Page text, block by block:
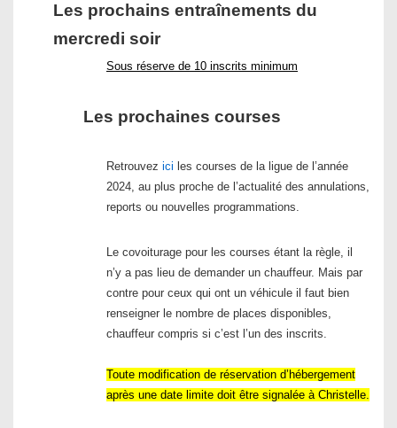
Les prochains entraînements du
mercredi soir
Sous réserve de 10 inscrits minimum
Les prochaines courses
Retrouvez ici les courses de la ligue de l’année
2024, au plus proche de l’actualité des annulations,
reports ou nouvelles programmations.
Le covoiturage pour les courses étant la règle, il
n’y a pas lieu de demander un chauffeur. Mais par
contre pour ceux qui ont un véhicule il faut bien
renseigner le nombre de places disponibles,
chauffeur compris si c’est l’un des inscrits.
Toute modification de réservation d’hébergement
après une date limite doit être signalée à Christelle.